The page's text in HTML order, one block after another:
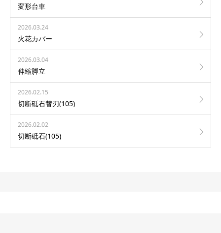
変形台車
2026.03.24
火花カバー
2026.03.04
伸縮脚立
2026.02.15
切断砥石替刃(105)
2026.02.02
切断砥石(105)